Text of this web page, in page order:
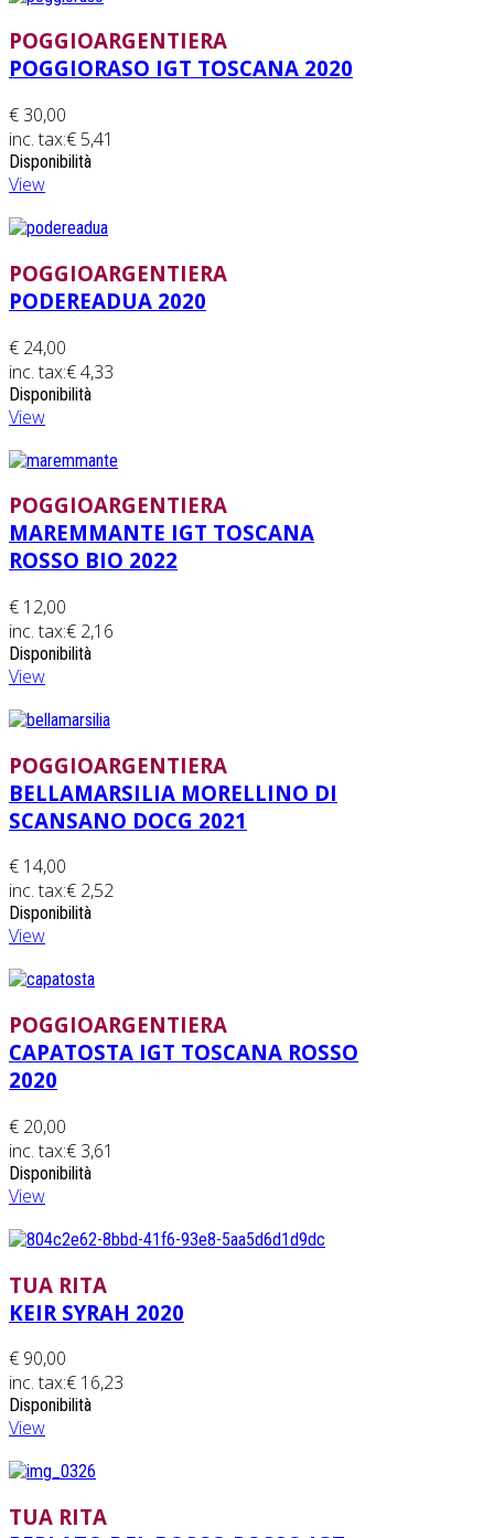
POGGIOARGENTIERA
POGGIORASO IGT TOSCANA 2020
€ 30,00
inc. tax:€ 5,41
Disponibilità
View
POGGIOARGENTIERA
PODEREADUA 2020
€ 24,00
inc. tax:€ 4,33
Disponibilità
View
POGGIOARGENTIERA
MAREMMANTE IGT TOSCANA
ROSSO BIO 2022
€ 12,00
inc. tax:€ 2,16
Disponibilità
View
POGGIOARGENTIERA
BELLAMARSILIA MORELLINO DI
SCANSANO DOCG 2021
€ 14,00
inc. tax:€ 2,52
Disponibilità
View
POGGIOARGENTIERA
CAPATOSTA IGT TOSCANA ROSSO
2020
€ 20,00
inc. tax:€ 3,61
Disponibilità
View
TUA RITA
KEIR SYRAH 2020
€ 90,00
inc. tax:€ 16,23
Disponibilità
View
TUA RITA